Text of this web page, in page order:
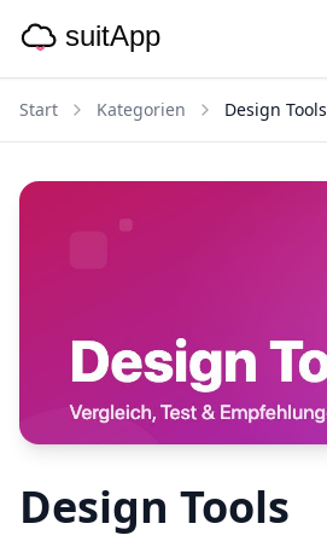
Start Kategorien Design Tools
Design Tools